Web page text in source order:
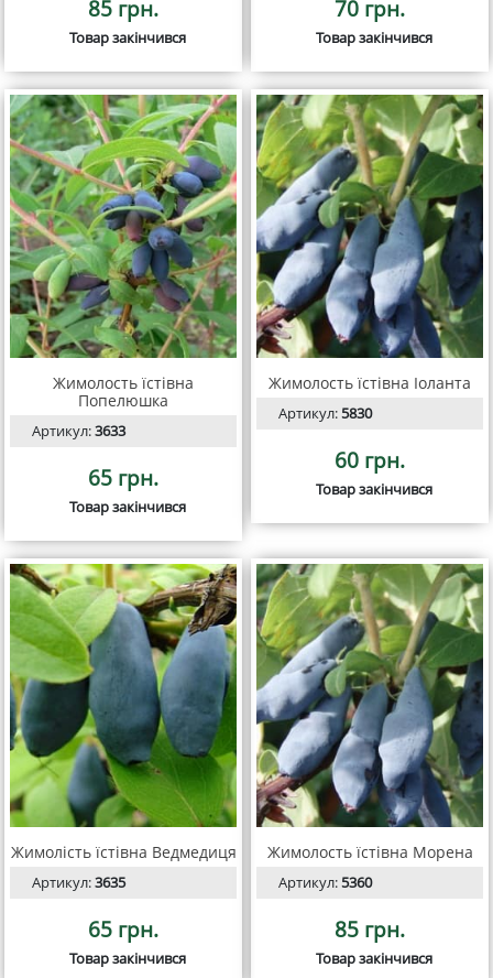
85 грн.
Товар закінчився
70 грн.
Товар закінчився
Жимолость їстівна
Попелюшка
Артикул:3633
65 грн.
Товар закінчився
Жимолость їстівна Іоланта
Артикул:5830
60 грн.
Товар закінчився
Жимолість їстівна Ведмедиця
Артикул:3635
65 грн.
Товар закінчився
Жимолость їстівна Морена
Артикул:5360
85 грн.
Товар закінчився